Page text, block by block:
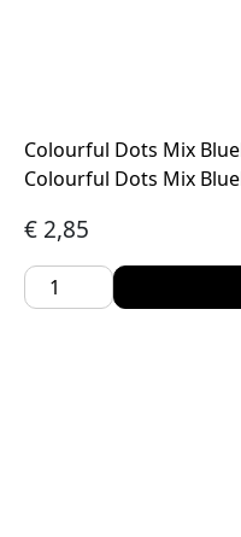
Colourful Dots Mix
Colourful Dots Mix
€ 2,85